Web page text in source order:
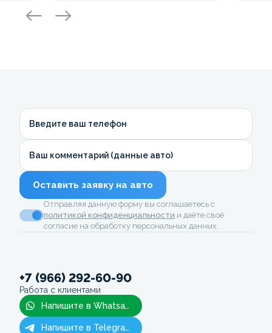
Введите ваш телефон
Ваш комментарий (данные авто)
Оставить заявку на авто
Отправляя данную форму вы соглашаетесь с
политикой конфиденциальности и даёте своё
согласие на обработку персональных данных.
+7 (966) 292-60-90
Работа с клиентами
Напишите в Whatsapp
Напишите в Telegram